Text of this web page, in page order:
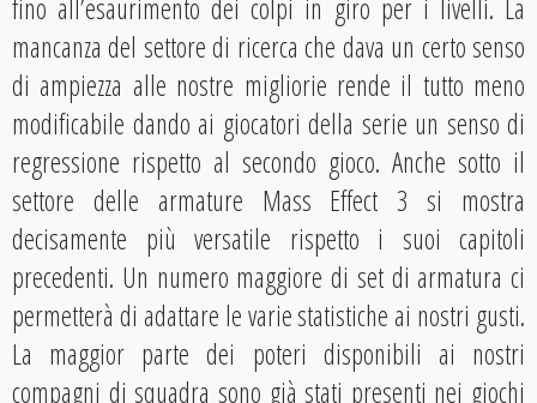
fino all’esaurimento dei colpi in giro per i livelli. La
mancanza del settore di ricerca che dava un certo senso
di ampiezza alle nostre migliorie rende il tutto meno
modificabile dando ai giocatori della serie un senso di
regressione rispetto al secondo gioco. Anche sotto il
settore delle armature Mass Effect 3 si mostra
decisamente più versatile rispetto i suoi capitoli
precedenti. Un numero maggiore di set di armatura ci
permetterà di adattare le varie statistiche ai nostri gusti.
La maggior parte dei poteri disponibili ai nostri
compagni di squadra sono già stati presenti nei giochi